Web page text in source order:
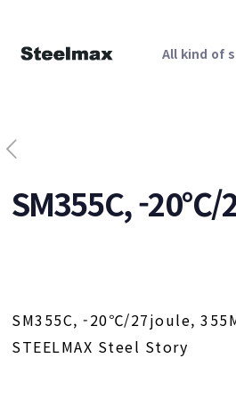
All kind of
SM355C, -20℃/
SM355C, -20℃/27joule,
STEELMAX Steel Story